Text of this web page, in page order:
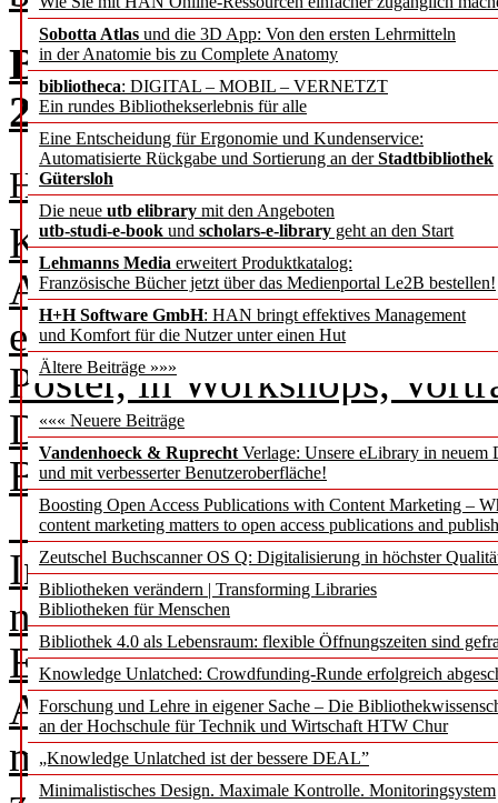
Sobotta Atlas und die 3D App: Von den ersten Lehrmitteln
in der Anatomie bis zu Complete Anatomy
bibliotheca: DIGITAL – MOBIL – VERNETZT
Ein rundes Bibliothekserlebnis für alle
Eine Entscheidung für Ergonomie und Kundenservice:
Automatisierte Rückgabe und Sortierung an derStadtbibliothek
Gütersloh
Die neue utb elibrary mit den Angeboten
utb-studi-e-book und scholars-e-library geht an den Start
Lehmanns Media erweitert Produktkatalog:
Französische Bücher jetzt über das Medienportal Le2B bestellen!
H+H Software GmbH: HAN bringt effektives Management
und Komfort für die Nutzer unter einen Hut
Ältere Beiträge »»»
««« Neuere Beiträge
Vandenhoeck & Ruprecht Verlage: Unsere eLibrary in neuem
und mit verbesserter Benutzeroberfläche!
Boosting Open Access Publications with Content Marketing –
content marketing matters to open access publications and
Zeutschel Buchscanner OS Q: Digitalisierung in höchster
Bibliotheken verändern | Transforming Libraries
Bibliotheken für Menschen
Bibliothek 4.0 als Lebensraum: flexible Öffnungszeiten sind
Knowledge Unlatched: Crowdfunding-Runde erfolgreich
Forschung und Lehre in eigener Sache – Die
an der Hochschule für Technik und Wirtschaft HTW Chur
„Knowledge Unlatched ist der bessere DEAL”
Minimalistisches Design. Maximale Kontrolle. Monitoringsystem
Bericht von der AGMB-
22. bis 24. September
Helga Bergmann
Künstliche Intelligenz (KI)
Arbeits­gemein­schaft für
e.V. (AGMB) im
Poster, in Workshops,
Dennoch blieb genügend
Bibliotheksthemen.
Unter dem Motto
neben einem
Einsatz von KI um neue
Akademisierung der
mögliche Absicherung der